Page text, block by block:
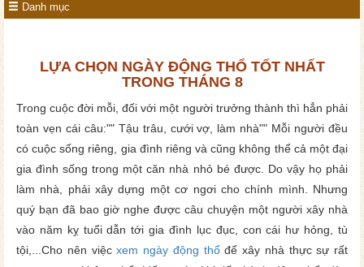
Danh mục
LỰA CHỌN NGÀY ĐỘNG THỔ TỐT NHẤT
TRONG THÁNG 8
Trong cuộc đời mỗi, đối với một người trưởng thành thì hẳn phải
toàn vẹn cái câu:"" Tậu trâu, cưới vợ, làm nhà"" Mỗi người đều
có cuộc sống riêng, gia đình riêng và cũng không thể cả một đại
gia đình sống trong một căn nhà nhỏ bé được. Do vậy họ phải
làm nhà, phải xây dựng một cơ ngơi cho chính mình. Nhưng
quý bạn đã bao giờ nghe được câu chuyện một người xây nhà
vào năm kỵ tuổi dẫn tới gia đình lục đục, con cái hư hỏng, tù
tội,...Cho nên việcxem ngày động thổđể xây nhà thực sự rất